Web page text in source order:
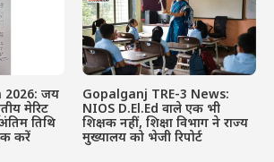
2026: जय
मेरिट
तिथि
करें
Gopalganj TRE-3 News:
NIOS D.El.Ed वाले एक भी
शिक्षक नहीं, शिक्षा विभाग ने राज्य
मुख्यालय को भेजी रिपोर्ट